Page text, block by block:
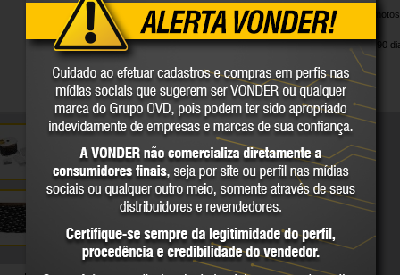
Indicado para
mm).
Garantia legal: 90